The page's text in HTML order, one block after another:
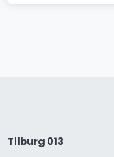
Tilburg 013